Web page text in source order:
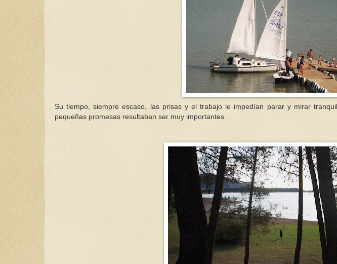
Su tiempo, siempre escaso, las prisas y el trabajo le impedían parar y mirar
pequeñas promesas resultaban ser muy importantes.